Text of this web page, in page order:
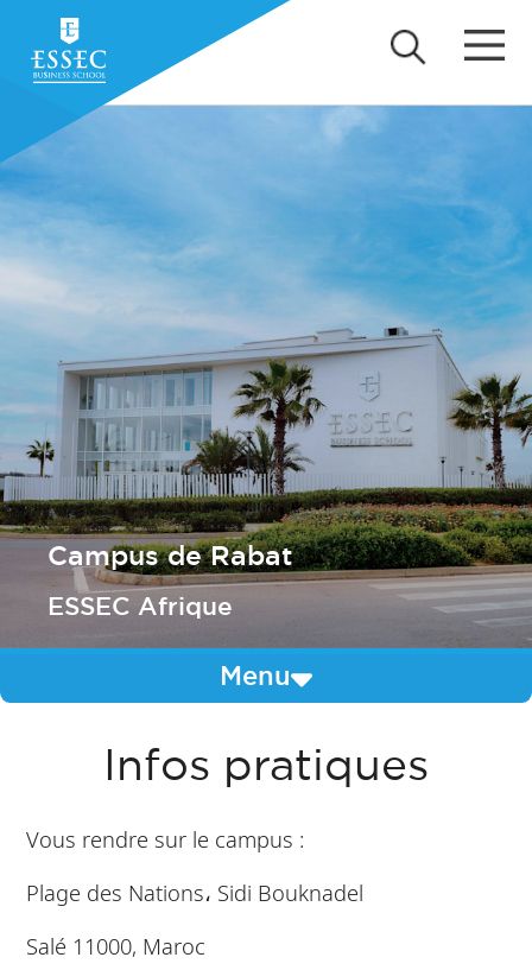
Campus de Rabat
ESSEC Afrique
Menu
Infos pratiques
Vous rendre sur le campus :
Plage des Nations، Sidi Bouknadel
Salé 11000, Maroc